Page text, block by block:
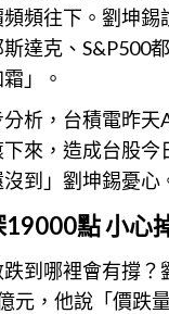
頻往下。劉坤
達克、S&P500
」。
析，台積電昨
來，造成台股
到」劉坤錫憂心
點 小心
到哪裡會有撐
元，他說「價跌